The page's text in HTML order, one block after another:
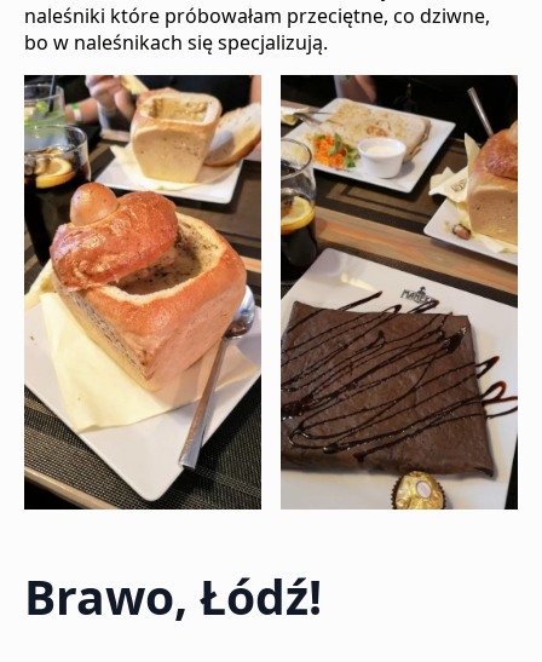
naleśniki które próbowałam przeciętne, co dziwne,
bo w naleśnikach się specjalizują.
Brawo, Łódź!